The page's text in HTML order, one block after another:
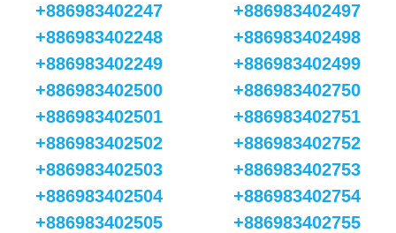
+886983402247
+886983402248
+886983402249
+886983402497
+886983402498
+886983402499
+886983402500
+886983402501
+886983402502
+886983402503
+886983402504
+886983402505
+886983402750
+886983402751
+886983402752
+886983402753
+886983402754
+886983402755